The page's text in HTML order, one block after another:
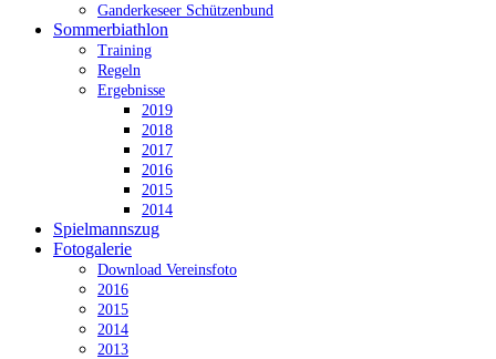
Ganderkeseer Schützenbund
Sommerbiathlon
Training
Regeln
Ergebnisse
2019
2018
2017
2016
2015
2014
Spielmannszug
Fotogalerie
Download Vereinsfoto
2016
2015
2014
2013